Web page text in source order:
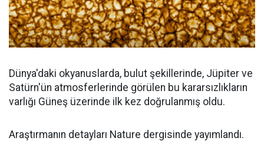
Dünya'daki okyanuslarda, bulut şekillerinde, Jüpiter ve
Satürn'ün atmosferlerinde görülen bu kararsızlıkların
varlığı Güneş üzerinde ilk kez doğrulanmış oldu.
Araştırmanın detayları Nature dergisinde yayımlandı.